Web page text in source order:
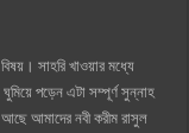
সাহরি খাওয়ার মধ্যে
পড়েন এটা সম্পূর্ণ সুন্নাহ
আছে আমাদের নবী করীম রাসুল